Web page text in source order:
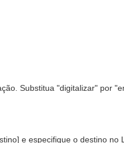
Substitua "digitalizar" por
e especifique o destino no